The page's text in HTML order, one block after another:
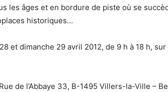
les âges et en bordure de piste où se
historiques…
et dimanche 29 avril 2012, de 9 h à 18 h,
de l’Abbaye 33, B-1495 Villers-la-Ville –